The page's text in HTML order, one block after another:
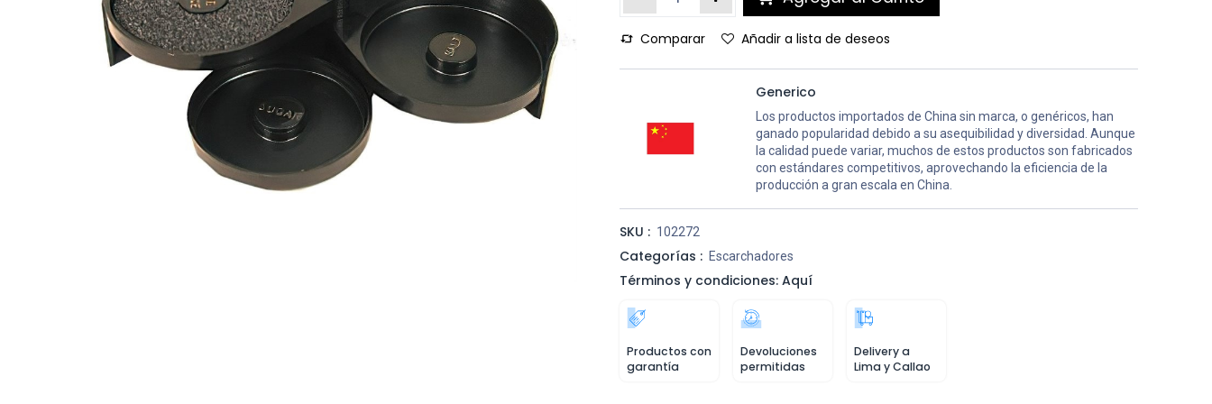
Comparar Añadir a lista de deseos
Generico
Los productos importados de China sin marca, o genéricos, han
ganado popularidad debido a su asequibilidad y diversidad. Aunque
la calidad puede variar, muchos de estos productos son fabricados
con estándares competitivos, aprovechando la eficiencia de la
producción a gran escala en China.
SKU : 102272
Categorías : Escarchadores
Términos y condiciones: Aquí
Productos con
garantía
Devoluciones
permitidas
Delivery a
Lima y Callao